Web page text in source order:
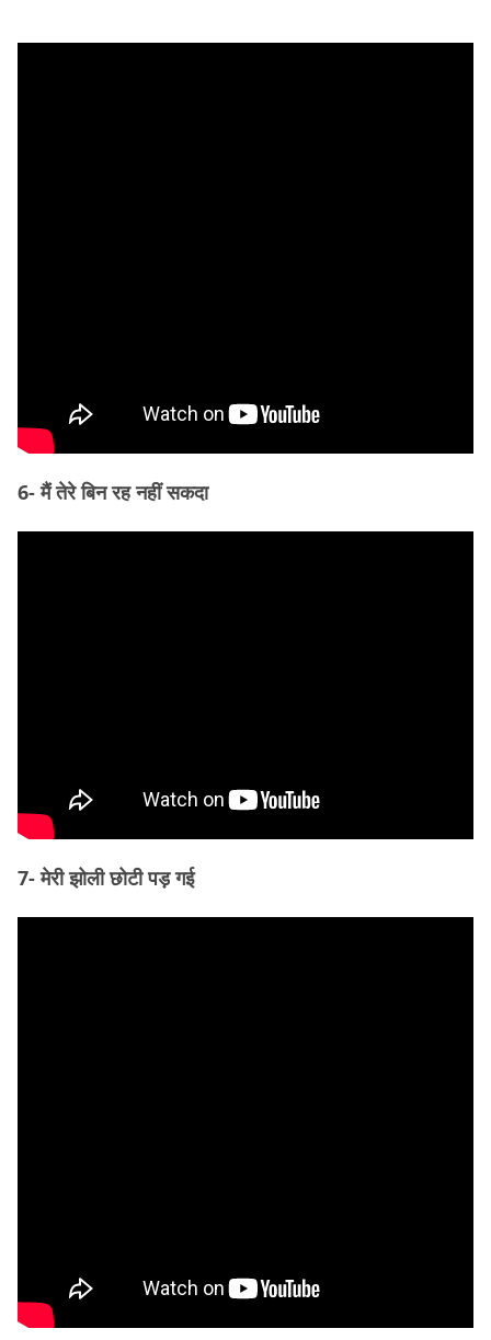
6- मैं तेरे बिन रह नहीं सकदा
7- मेरी झोली छोटी पड़ गई